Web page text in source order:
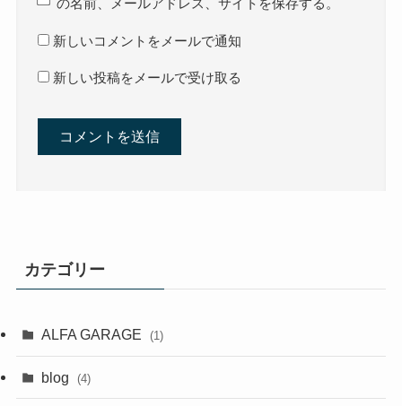
の名前、メールアドレス、サイトを保存する。
新しいコメントをメールで通知
新しい投稿をメールで受け取る
カテゴリー
ALFA GARAGE (1)
blog (4)